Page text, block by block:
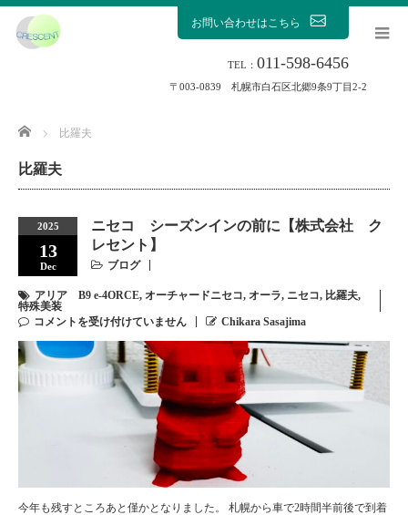
お問い合わせはこちら
TEL：011-598-6456
〒003-0839 札幌市白石区北郷9条9丁目2-2
Home 比羅夫
比羅夫
2025
13
Dec
ニセコ シーズンインの前に【株式会社 ク
レセント】
ブログ
アリア B9 e-4ORCE, オーチャードニセコ, オーラ, ニセコ, 比羅夫,
特殊美装
コメントを受け付けていません
Chikara Sasajima
今年も残すところあと僅かとなりました。 札幌から車で2時間半前後で到着